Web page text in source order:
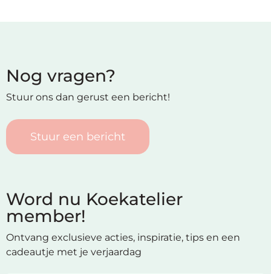
Nog vragen?
Stuur ons dan gerust een bericht!
Stuur een bericht
Word nu Koekatelier
member!
Ontvang exclusieve acties, inspiratie, tips en een
cadeautje met je verjaardag